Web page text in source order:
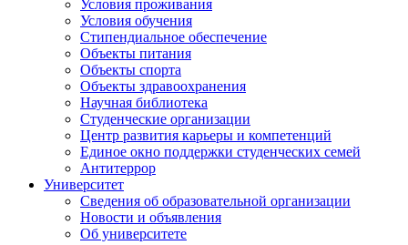
Условия проживания
Условия обучения
Стипендиальное обеспечение
Объекты питания
Объекты спорта
Объекты здравоохранения
Научная библиотека
Студенческие организации
Центр развития карьеры и компетенций
Единое окно поддержки студенческих семей
Антитеррор
Университет
Сведения об образовательной организации
Новости и объявления
Об университете